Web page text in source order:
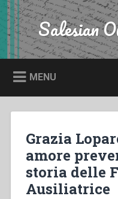
Skip
to
content
Search Salesian
MENU
Grazia
amore
storia delle
Ausiliatrice